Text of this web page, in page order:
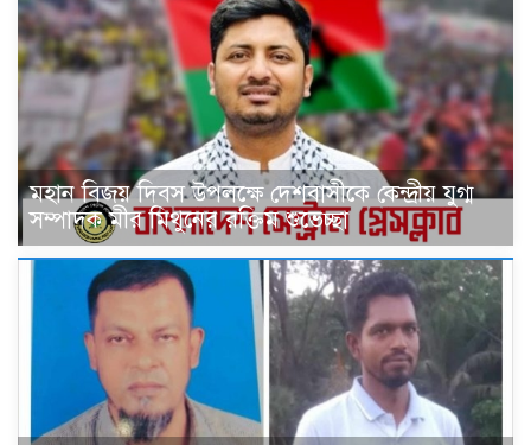
মহান বিজয় দিবস উপলক্ষে দেশবাসীকে কেন্দ্রীয় যুগ্ম
সম্পাদক মীর মিথুনের রক্তিম শুভেচ্ছা